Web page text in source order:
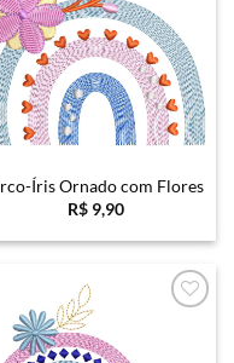
Íris Ornado com Flores
R$ 9,90